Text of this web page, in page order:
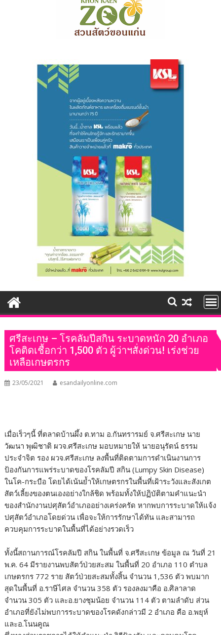
ศรีสะเกษ – โรคลัมปีสกิน ระบาดหนัก 20 อำเภอ
โคติดเชื้อกว่า 1,500 ตัว ผู้ว่าฯสั่งด่วน! เร่งช่วย
เหลือเกษตรกร
23/05/2021 esandailyonline.com
เมื่อเร็วๆนี้ ที่ตลาดบ้านผึ้ง ต.ทาม อ.กันทรารมย์ จ.ศรีสะเกษ นาย
วัฒนา พุฒิชาติ ผวจ.ศรีสะเกษ มอบหมายให้ นายอนุรัตน์ ธรรม
ประจำจิต รอง ผวจ.ศรีสะเกษ ลงพื้นที่ติดตามการดำเนินงานการ
ป้องกันการแพร่ระบาดของโรคลัมปี สกิน (Lumpy Skin Disease)
ในโค-กระบือ โดยได้เน้นย้ำให้เกษตรกรในพื้นที่เฝ้าระวังและสังเกต
สัตว์เลี้ยงของตนเองอย่างใกล้ชิด พร้อมทั้งให้ปฏิบัติตามคำแนะนำ
ของสำนักงานปศุสัตว์อำเภออย่างเคร่งครัด หากพบการระบาดให้แจ้ง
ปศุสัตว์อำเภอโดยด่วน เพื่อจะให้การรักษาได้ทัน และสามารถ
ควบคุมการระบาดในพื้นที่ได้อย่างรวดเร็ว
ทั้งนี้สถานการณ์โรคลัมปี สกิน ในพื้นที่ จ.ศรีสะเกษ ข้อมูล ณ วันที่ 21
พ.ค. 64 มีรายงานพบสัตว์ป่วยสะสม ในพื้นที่ 20 อำเภอ 110 ตำบล
เกษตรกร 772 ราย สัตว์ป่วยสะสมทั้งสิ้น จำนวน 1,536 ตัว พบมาก
สุดในพื้นที่ อ.ราษีไศล จำนวน 358 ตัว รองลงมาคือ อ.ศิลาลาด
จำนวน 305 ตัว และอ.ยางชุมน้อย จำนวน 114 ตัว ตามลำดับ ส่วน
อำเภอที่ยังไม่พบการระบาดของโรคดังกล่าวมี 2 อำเภอ คือ อ.พยุห์
และอ.โนนคูณ